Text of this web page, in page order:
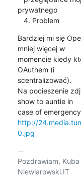
prywatnego
   4. Problem
Bardziej mi się
mniej więcej w
momencie kiedy
OAuthem (i
scentralizować).
Na pocieszenie
show to auntie in
http://
0.jpg
--
Pozdrawiam, Kuba
Niewiarowski.IT